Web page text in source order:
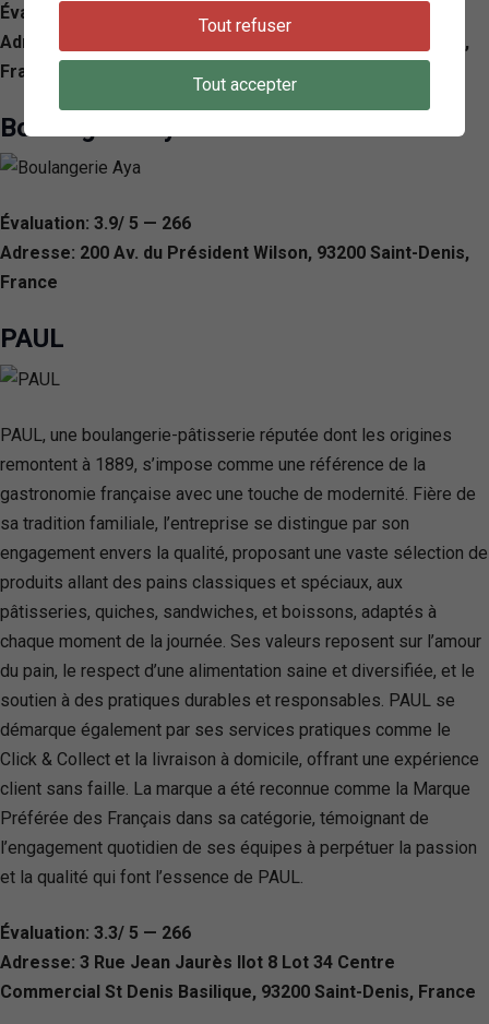
Évaluation: 3.9/ 5 — 266
Adresse: 200 Av. du Président Wilson, 93200 Saint-Denis,
France
Boulangerie Aya
Évaluation: 3.9/ 5 — 266
Adresse: 200 Av. du Président Wilson, 93200 Saint-Denis,
France
PAUL
PAUL, une boulangerie-pâtisserie réputée dont les origines
remontent à 1889, s’impose comme une référence de la
gastronomie française avec une touche de modernité. Fière de
sa tradition familiale, l’entreprise se distingue par son
engagement envers la qualité, proposant une vaste sélection de
produits allant des pains classiques et spéciaux, aux
pâtisseries, quiches, sandwiches, et boissons, adaptés à
chaque moment de la journée. Ses valeurs reposent sur l’amour
du pain, le respect d’une alimentation saine et diversifiée, et le
soutien à des pratiques durables et responsables. PAUL se
démarque également par ses services pratiques comme le
Click & Collect et la livraison à domicile, offrant une expérience
client sans faille. La marque a été reconnue comme la Marque
Préférée des Français dans sa catégorie, témoignant de
l’engagement quotidien de ses équipes à perpétuer la passion
et la qualité qui font l’essence de PAUL.
Évaluation: 3.3/ 5 — 266
Adresse: 3 Rue Jean Jaurès Ilot 8 Lot 34 Centre
Commercial St Denis Basilique, 93200 Saint-Denis, France
Tout refuser
Tout accepter